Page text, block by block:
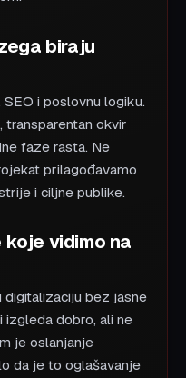
biraju
i poslovnu logiku.
transparentan okvir
faze rasta. Ne
prilagođavamo
i ciljne publike.
vidimo na
digitalizaciju bez jasne
dobro, ali ne
je oslanjanje
da je to oglašavanje